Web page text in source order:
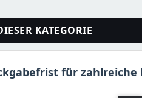
KATEGORIE
für zahlreiche